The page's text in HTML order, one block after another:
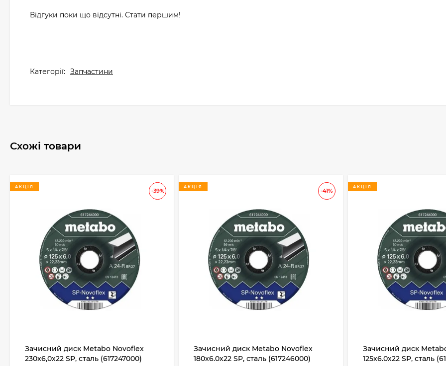
Відгуки поки що відсутні. Стати першим!
Категорії: Запчастини
Схожі товари
-39%
АКЦІЯ
Зачисний диск Metabo Novoflex
230x6,0х22 SP, сталь (617247000)
-41%
АКЦІЯ
Зачисний диск Metabo Novoflex
180x6.0х22 SP, сталь (617246000)
АКЦІЯ
Зачисний диск
125x6.0х22 SP, сталь